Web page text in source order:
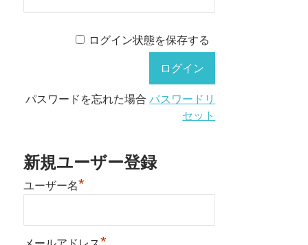
ログイン状態を保存する
パスワードを忘れた場合パスワードリ
セット
新規ユーザー登録
ユーザー名*